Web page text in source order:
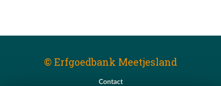
© Erfgoedbank Meetjesland
Contact